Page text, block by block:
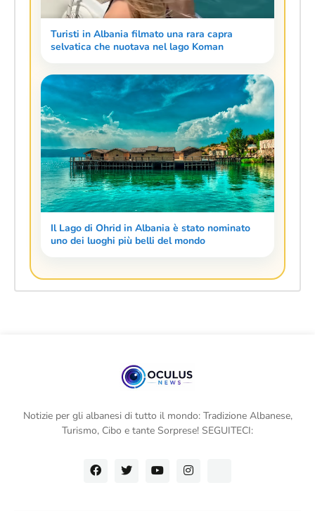
Turisti in Albania filmato una rara capra
selvatica che nuotava nel lago Koman
Il Lago di Ohrid in Albania è stato nominato
uno dei luoghi più belli del mondo
Notizie per gli albanesi di tutto il mondo: Tradizione Albanese,
Turismo, Cibo e tante Sorprese! SEGUITECI: